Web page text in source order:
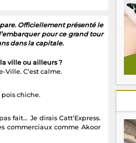
Officiellement présenté le
pour ce grand tour
dans la capitale.
ville ou ailleurs ?
C’est calme.
pois chiche.
fait… Je dirais Catt’Express.
commerciaux comme Akoor